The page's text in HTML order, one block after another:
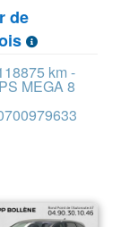
de
km -
MEGA 8